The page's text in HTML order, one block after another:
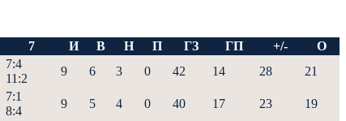
7 И В Н П ГЗ ГП +/-
О
7:4
11:2
9 6 3 0 42 14 28 21
7:1
8:4
9 5 4 0 40 17 23 19